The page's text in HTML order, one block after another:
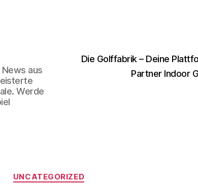
aus
Werde
Die Golffabrik – Deine
Partner Indoor
Kategorien
UNCATEGORIZED